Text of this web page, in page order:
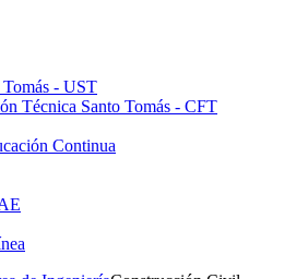
- UST
Técnica Santo Tomás - CFT
Continua